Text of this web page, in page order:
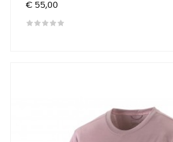
Prijs
€ 55,00